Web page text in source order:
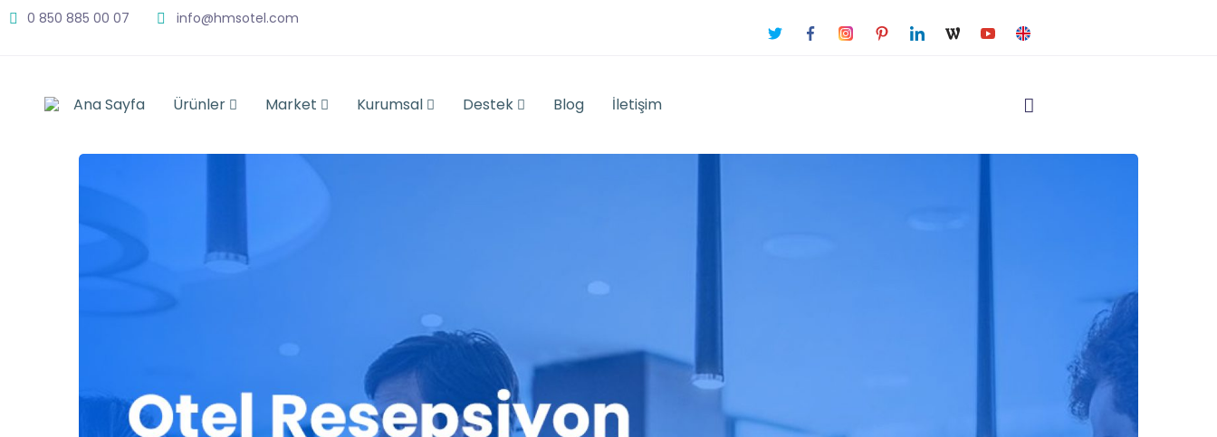
0 850 885 00 07 info@hmsotel.com
Ana Sayfa Ürünler Market Kurumsal Destek Blog İletişim